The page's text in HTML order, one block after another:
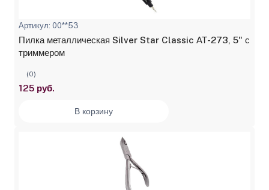
Артикул: 00**53
Пилка металлическая Silver Star Classic АТ-273, 5" с
триммером
(0)
125 руб.
В корзину